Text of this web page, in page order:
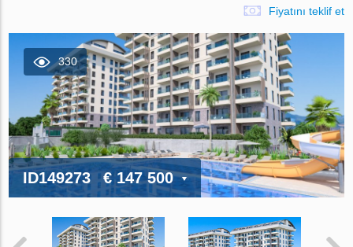
Fiyatını teklif et
330
ID149273 € 147 500